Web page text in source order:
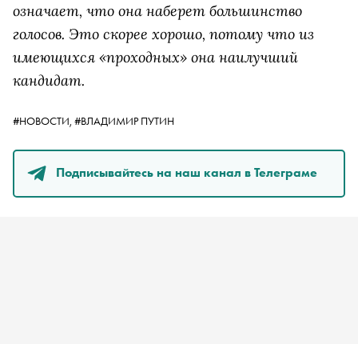
означает, что она наберет большинство
голосов. Это скорее хорошо, потому что из
имеющихся «проходных» она наилучший
кандидат.
#НОВОСТИ, #ВЛАДИМИР ПУТИН
Подписывайтесь на наш канал в Телеграме